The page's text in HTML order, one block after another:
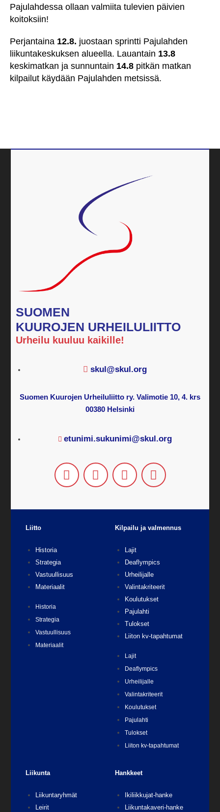
Pajulahdessa ollaan valmiita tulevien päivien
koitoksiin!
Perjantaina 12.8. juostaan sprintti Pajulahden
liikuntakeskuksen alueella. Lauantain 13.8
keskimatkan ja sunnuntain 14.8 pitkän matkan
kilpailut käydään Pajulahden metsissä.
SUOMEN
KUUROJEN URHEILULIITTO
Urheilu kuuluu kaikille!
skul@skul.org
Suomen Kuurojen Urheiluliitto ry. Valimotie 10, 4. krs
00380 Helsinki
etunimi.sukunimi@skul.org
Liitto
Historia
Strategia
Vastuullisuus
Materiaalit
Historia
Strategia
Vastuullisuus
Materiaalit
Kilpailu ja valmennus
Lajit
Deaflympics
Urheilijalle
Valintakriteerit
Koulutukset
Pajulahti
Tulokset
Liiton kv-tapahtumat
Lajit
Deaflympics
Urheilijalle
Valintakriteerit
Koulutukset
Pajulahti
Tulokset
Liiton kv-tapahtumat
Liikunta
Liikuntaryhmät
Leirit
Hankkeet
Ikiliikkujat-hanke
Liikuntakaveri-hanke